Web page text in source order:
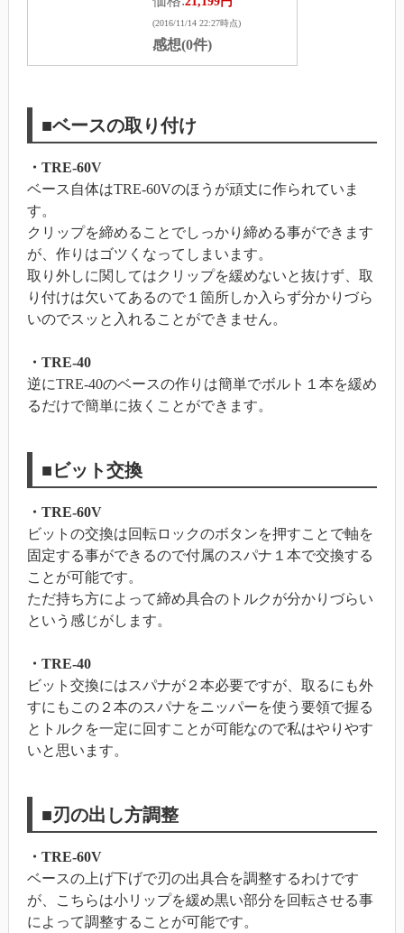
(2016/11/14 22:27時点)
感想(0件)
■ベースの取り付け
・TRE-60V
ベース自体はTRE-60Vのほうが頑丈に作られていま
す。
クリップを締めることでしっかり締める事ができます
が、作りはゴツくなってしまいます。
取り外しに関してはクリップを緩めないと抜けず、取
り付けは欠いてあるので１箇所しか入らず分かりづら
いのでスッと入れることができません。
・TRE-40
逆にTRE-40のベースの作りは簡単でボルト１本を緩め
るだけで簡単に抜くことができます。
■ビット交換
・TRE-60V
ビットの交換は回転ロックのボタンを押すことで軸を
固定する事ができるので付属のスパナ１本で交換する
ことが可能です。
ただ持ち方によって締め具合のトルクが分かりづらい
という感じがします。
・TRE-40
ビット交換にはスパナが２本必要ですが、取るにも外
すにもこの２本のスパナをニッパーを使う要領で握る
とトルクを一定に回すことが可能なので私はやりやす
いと思います。
■刃の出し方調整
・TRE-60V
ベースの上げ下げで刃の出具合を調整するわけです
が、こちらは小リップを緩め黒い部分を回転させる事
によって調整することが可能です。